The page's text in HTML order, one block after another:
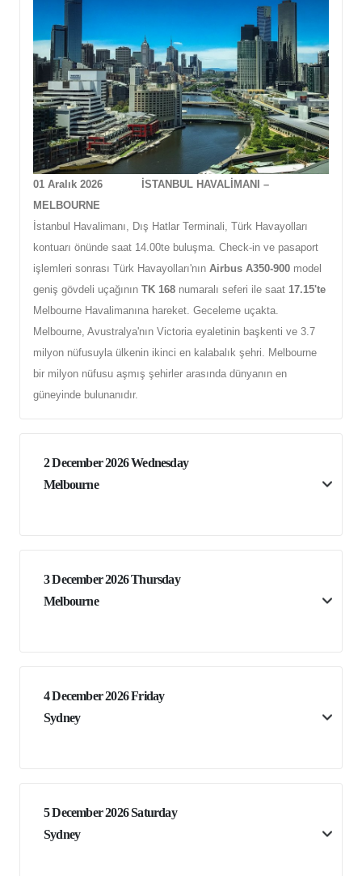
01 Aralık 2026
İSTANBUL HAVALİMANI –
MELBOURNE
İstanbul Havalimanı, Dış Hatlar Terminali, Türk Havayolları
kontuarı önünde saat 14.00te buluşma. Check-in ve pasaport
işlemleri sonrası Türk Havayolları'nın Airbus A350-900 model
geniş gövdeli uçağının TK 168 numaralı seferi ile saat 17.15'te
Melbourne Havalimanına hareket . Geceleme uçakta.
Melbourne, Avustralya'nın Victoria eyaletinin başkenti ve 3.7
milyon nüfusuyla ülkenin ikinci en kalabalık şehri. Melbourne
bir milyon nüfusu aşmış şehirler arasında dünyanın en
güneyinde bulunanıdır.
2 December 2026 Wednesday
Melbourne
3 December 2026 Thursday
Melbourne
4 December 2026 Friday
Sydney
5 December 2026 Saturday
Sydney